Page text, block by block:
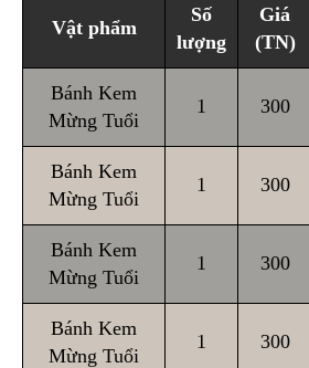
Vật phẩm
Số
lượng
Giá
(TN)
Bánh Kem
Mừng Tuổi
1 300
Bánh Kem
Mừng Tuổi
1 300
Bánh Kem
Mừng Tuổi
1 300
Bánh Kem
Mừng Tuổi
1 300